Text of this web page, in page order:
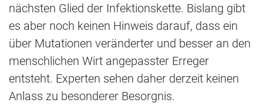
nächsten Glied der Infektionskette. Bislang gibt
es aber noch keinen Hinweis darauf, dass ein
über Mutationen veränderter und besser an den
menschlichen Wirt angepasster Erreger
entsteht. Experten sehen daher derzeit keinen
Anlass zu besonderer Besorgnis.